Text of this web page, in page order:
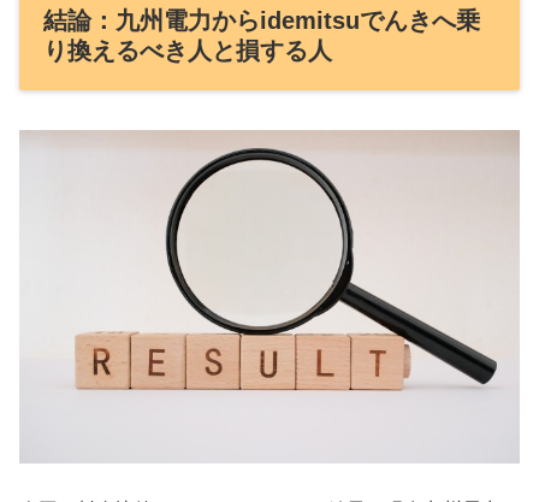
結論：九州電力からidemitsuでんきへ乗
り換えるべき人と損する人